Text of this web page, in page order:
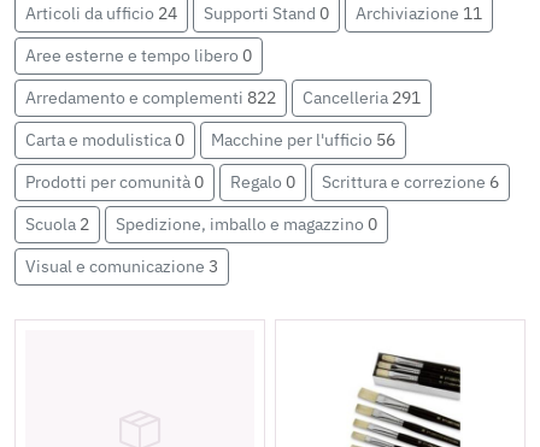
Articoli da ufficio 24 Supporti Stand 0 Archiviazione 11
Aree esterne e tempo libero 0
Arredamento e complementi 822 Cancelleria 291
Carta e modulistica 0 Macchine per l'ufficio 56
Prodotti per comunità 0 Regalo 0 Scrittura e correzione 6
Scuola 2 Spedizione, imballo e magazzino 0
Visual e comunicazione 3